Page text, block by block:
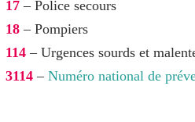
17 – Police secours
18 – Pompiers
114 – Urgences sourds et
3114 – Numéro national de